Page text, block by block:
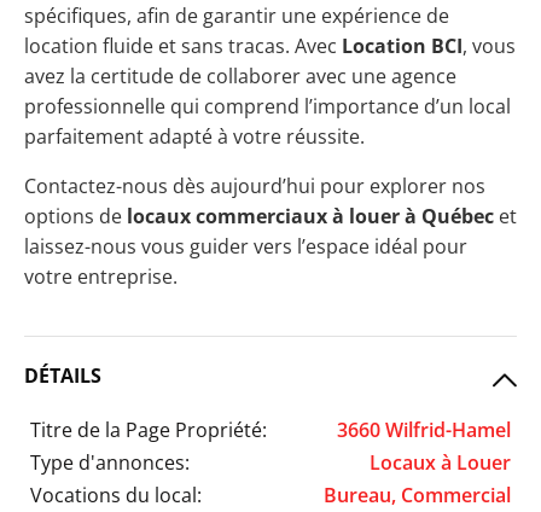
spécifiques, afin de garantir une expérience de
location fluide et sans tracas. Avec Location BCI, vous
avez la certitude de collaborer avec une agence
professionnelle qui comprend l’importance d’un local
parfaitement adapté à votre réussite.
Contactez-nous dès aujourd’hui pour explorer nos
options de locaux commerciaux à louer à Québec et
laissez-nous vous guider vers l’espace idéal pour
votre entreprise.
DÉTAILS
Titre de la Page Propriété:
3660 Wilfrid-Hamel
Type d'annonces:
Locaux à Louer
Vocations du local:
Bureau, Commercial